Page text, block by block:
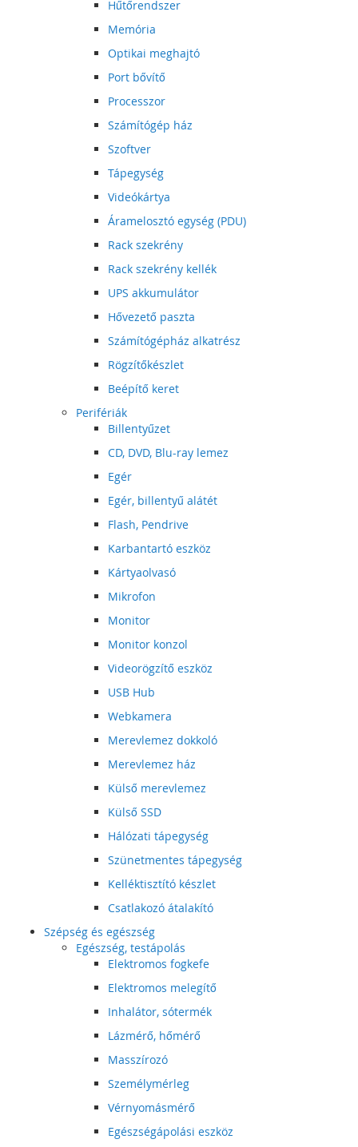
Hűtőrendszer
Memória
Optikai meghajtó
Port bővítő
Processzor
Számítógép ház
Szoftver
Tápegység
Videókártya
Áramelosztó egység (PDU)
Rack szekrény
Rack szekrény kellék
UPS akkumulátor
Hővezető paszta
Számítógépház alkatrész
Rögzítőkészlet
Beépítő keret
Perifériák
Billentyűzet
CD, DVD, Blu-ray lemez
Egér
Egér, billentyű alátét
Flash, Pendrive
Karbantartó eszköz
Kártyaolvasó
Mikrofon
Monitor
Monitor konzol
Videorögzítő eszköz
USB Hub
Webkamera
Merevlemez dokkoló
Merevlemez ház
Külső merevlemez
Külső SSD
Hálózati tápegység
Szünetmentes tápegység
Kelléktisztító készlet
Csatlakozó átalakító
Szépség és egészség
Egészség, testápolás
Elektromos fogkefe
Elektromos melegítő
Inhalátor, sótermék
Lázmérő, hőmérő
Masszírozó
Személymérleg
Vérnyomásmérő
Egészségápolási eszköz